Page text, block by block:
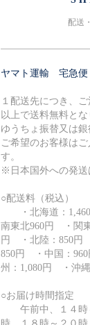
配送
ヤマト運輸 宅急便
１配送先につき、ご
以上で送料無料と
ゆうちょ振替又は
ご希望のお客様は
す。
※日本国外への発送
○配送料（税込）
・北海道：
南東北960円 ・関
円 ・北陸：850円
850円 ・中国：
州：1,080円 ・沖縄
○お届け時間指定
午前中、１４時